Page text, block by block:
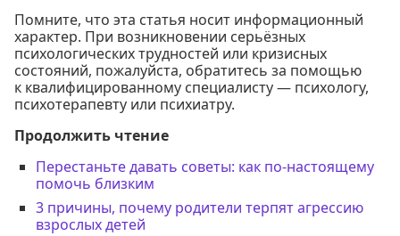
Помните, что эта статья носит информационный
характер. При возникновении серьёзных
психологических трудностей или кризисных
состояний, пожалуйста, обратитесь за помощью
к квалифицированному специалисту — психологу,
психотерапевту или психиатру.
Продолжить чтение
Перестаньте давать советы: как по-настоящему
помочь близким
3 причины, почему родители терпят агрессию
взрослых детей